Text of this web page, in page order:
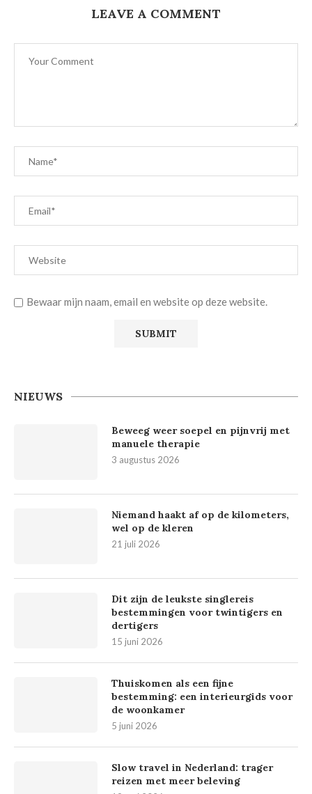
LEAVE A COMMENT
Bewaar mijn naam, email en website op deze website.
NIEUWS
Beweeg weer soepel en pijnvrij met
manuele therapie
3 augustus 2026
Niemand haakt af op de kilometers,
wel op de kleren
21 juli 2026
Dit zijn de leukste singlereis
bestemmingen voor twintigers en
dertigers
15 juni 2026
Thuiskomen als een fijne
bestemming: een interieurgids voor
de woonkamer
5 juni 2026
Slow travel in Nederland: trager
reizen met meer beleving